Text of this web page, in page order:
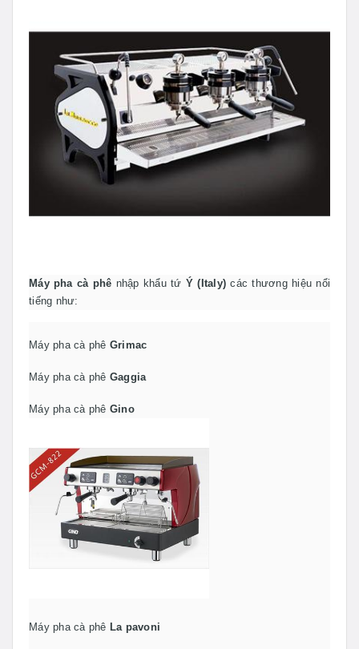
Máy pha cà phê nhập khẩu tứ Ý (Italy) các thương hiệu nổi
tiếng như:
Máy pha cà phê Grimac
Máy pha cà phê Gaggia
Máy pha cà phê Gino
Máy pha cà phê La pavoni